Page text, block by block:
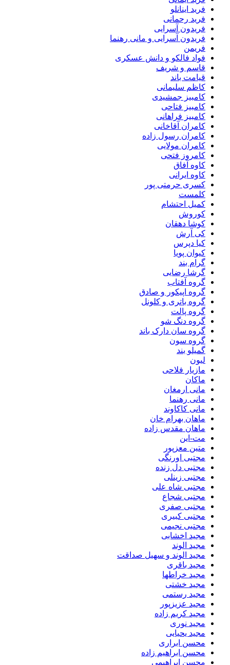
فرید اینانلو
فرید رحمانی
فریدون آسرایی
فریدون آسرایی و مانی رهنما
فریمن
فواد فالکو و دانش عسکری
قاسم و شریف
قیامت باند
کاظم سلیمانی
کامبیز جمشیدی
کامبیز فتاحی
کامبیز فراهانی
کامران آقاخانی
کامران رسول زاده
کامران مولایی
کامروز فتحی
کاوه آفاق
کاوه ایرانی
کسری حرمتی پور
کلمست
کمیل احتشام
کوروش
کوشا دهقان
کی آرش
کیا دپرس
کیوان پویا
گرام بند
گرشا رضایی
گروه آفتاب
گروه اپیکور و صادق
گروه باتری و کلونل
گروه پالت
گروه دنگ شو
گروه سان دارک باند
گروه سون
گمیلو بند
لیون
مازیار فلاحی
ماکان
مانی ارمغان
مانی رهنما
مانی کاکاوند
ماهان بهرام خان
ماهان مقدس زاده
مت-این
متین معزپور
مجتبی اورنگی
مجتبی دل زنده
مجتبی زینلی
مجتبی شاه علی
مجتبی شجاع
مجتبی صفری
مجتبی کبیری
مجتبی نجیمی
مجید اخشابی
مجید الوند‎
مجید الوند و سهیل صداقت
مجید باقری
مجید خراطها
مجید خشتی
مجید رستمی
مجید عزیزپور
مجید کریم زاده
مجید نوری
مجید یحیایی
محسن ابراری
محسن ابراهیم زاده
محسن ابراهیمی